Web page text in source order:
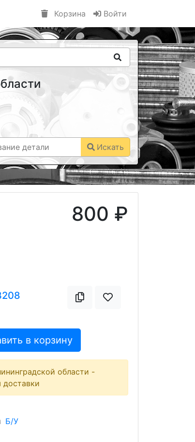
Корзина Войти
Искать
800 ₽
в корзину
области -
доставки
Б/У